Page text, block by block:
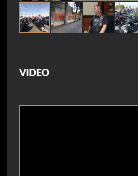
VIDEO